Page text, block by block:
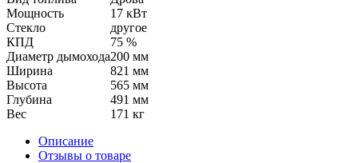
Мощность
17 кВт
Стекло
другое
КПД
75 %
Диаметр дымохода200 мм
Ширина
821 мм
Высота
565 мм
Глубина
491 мм
Вес
171 кг
Описание
Отзывы о товаре